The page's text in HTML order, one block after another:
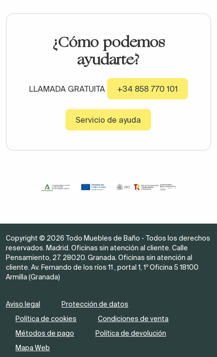
¿Cómo podemos
ayudarte?
LLAMADA GRATUITA +34 858 770 101
Servicio de ayuda
Copyright © 2026 Todo Muebles de Baño - Todos los derechos
reservados. Madrid. Oficinas sin atención al cliente. Calle
Pensamiento, 27. 28020. Granada. Oficinas sin atención al
cliente. Av. Fernando de los ríos 11 , portal 1, 1º Oficina 5 18100
Armilla (Granada)
Aviso legal
Protección de datos
Política de cookies
Condiciones de venta
Métodos de pago
Política de devolución
Mapa Web